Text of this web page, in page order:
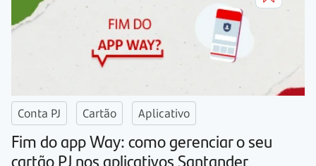
Conta PJ Cartão Aplicativo
Fim do app Way: como gerenciar o seu
cartão PJ nos aplicativos Santander